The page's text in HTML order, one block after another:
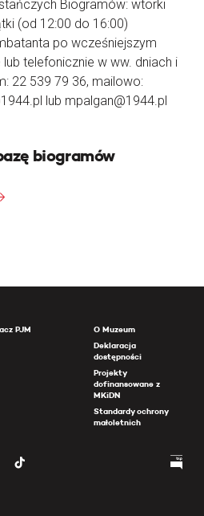
Biogramów: wtorki
(od 12:00 do 16:00)
po wcześniejszym
telefonicznie w ww. dniach i
22 539 79 36, mailowo:
lub mpalgan@1944.pl
biogramów
PJM
O Muzeum
Deklaracja
dostępności
Projekty
dofinansowane z
MKiDN
Standardy ochrony
małoletnich